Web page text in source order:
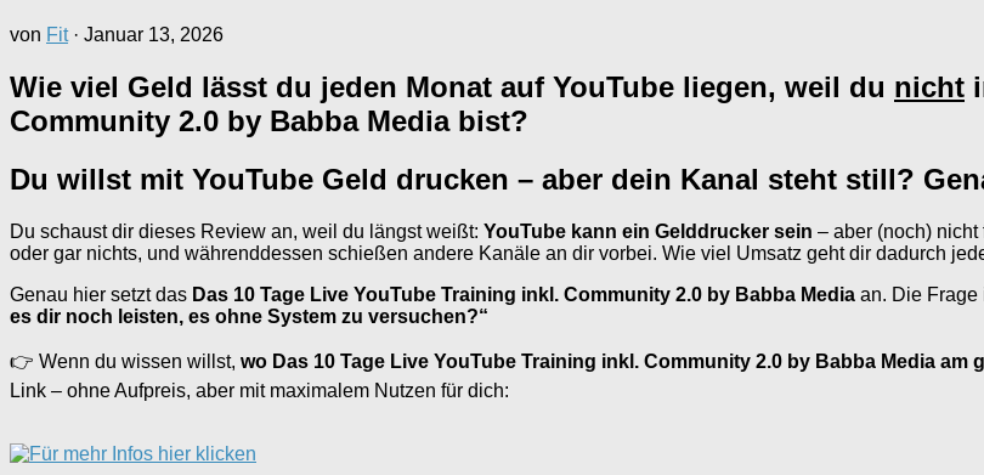
von Fit · Januar 13, 2026
Wie viel Geld lässt du jeden Monat auf YouTube liegen, weil du nicht
Community 2.0 by Babba Media bist?
Du willst mit YouTube Geld drucken – aber dein Kanal steht still?
Du schaust dir dieses Review an, weil du längst weißt: YouTube kann ein Gelddrucker sein – aber (noch)
oder gar nichts, und währenddessen schießen andere Kanäle an dir vorbei. Wie viel Umsatz geht dir dadurch
Genau hier setzt das Das 10 Tage Live YouTube Training inkl. Community 2.0 by Babba Media an. Die Frage
es dir noch leisten, es ohne System zu versuchen?“
👉 Wenn du wissen willst, wo Das 10 Tage Live YouTube Training inkl. Community 2.0 by Babba Media am
Link – ohne Aufpreis, aber mit maximalem Nutzen für dich: